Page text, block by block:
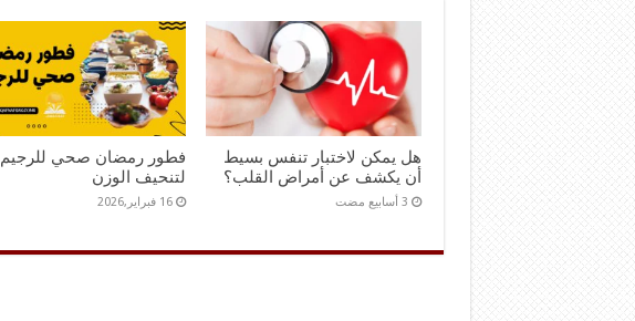
هل يمكن لاختبار تنفس بسيط
أن يكشف عن أمراض القلب؟
فطور رمضان صحي للرجيم
لتنحيف الوزن
16 فبراير,2026